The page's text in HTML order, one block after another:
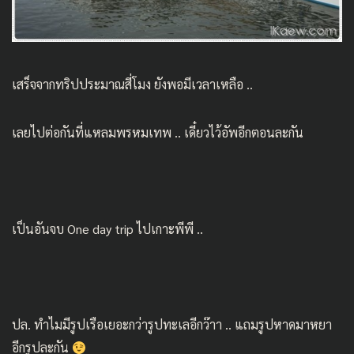
เสร็จจากทริปประมาณสี่โมง ยังพอมีเวลาเหลือ ..
เลยไปต่อกันที่แหลมพรหมเทพ .. เดี๋ยวไว้อัพอีกตอนละกัน
เป็นอันจบ One day trip ไปเกาะพีพี ..
ปล. ทำไมมีรูปเรือเยอะกว่ารูปทะเลอีกว๊าา .. แถมรูปหาดมาหยา
อีกรูปละกัน